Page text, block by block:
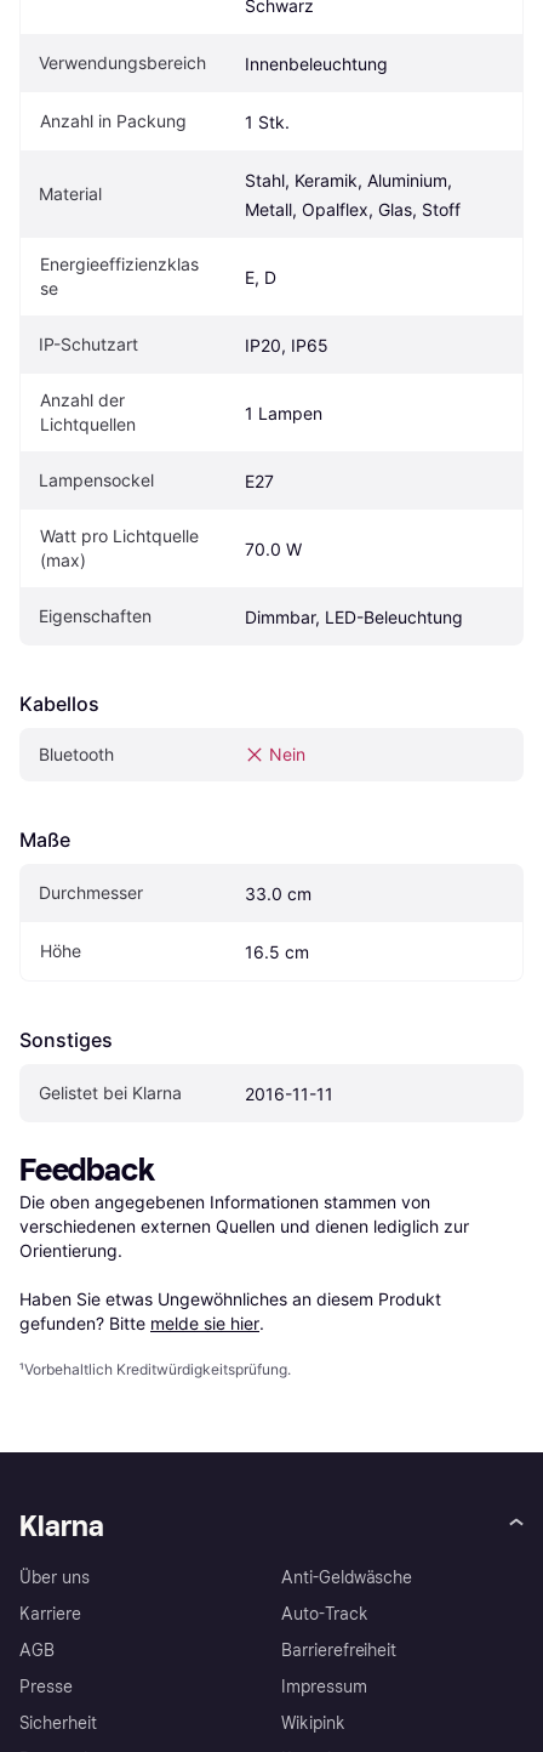
Schwarz
Verwendungsbereich Innenbeleuchtung
Anzahl in Packung 1 Stk.
Material
Stahl, Keramik, Aluminium,
Metall, Opalflex, Glas, Stoff
Energieeffizienzklas
se
E, D
IP-Schutzart IP20, IP65
Anzahl der
Lichtquellen
1 Lampen
Lampensockel E27
Watt pro Lichtquelle
(max)
70.0 W
Eigenschaften Dimmbar, LED-Beleuchtung
Kabellos
Bluetooth Nein
Maße
Durchmesser 33.0 cm
Höhe 16.5 cm
Sonstiges
Gelistet bei Klarna 2016-11-11
Feedback
Die oben angegebenen Informationen stammen von
verschiedenen externen Quellen und dienen lediglich zur
Orientierung.
Haben Sie etwas Ungewöhnliches an diesem Produkt
gefunden? Bitte melde sie hier.
¹Vorbehaltlich Kreditwürdigkeitsprüfung.
Klarna
Über uns
Karriere
AGB
Presse
Sicherheit
Anti-Geldwäsche
Auto-Track
Barrierefreiheit
Impressum
Wikipink